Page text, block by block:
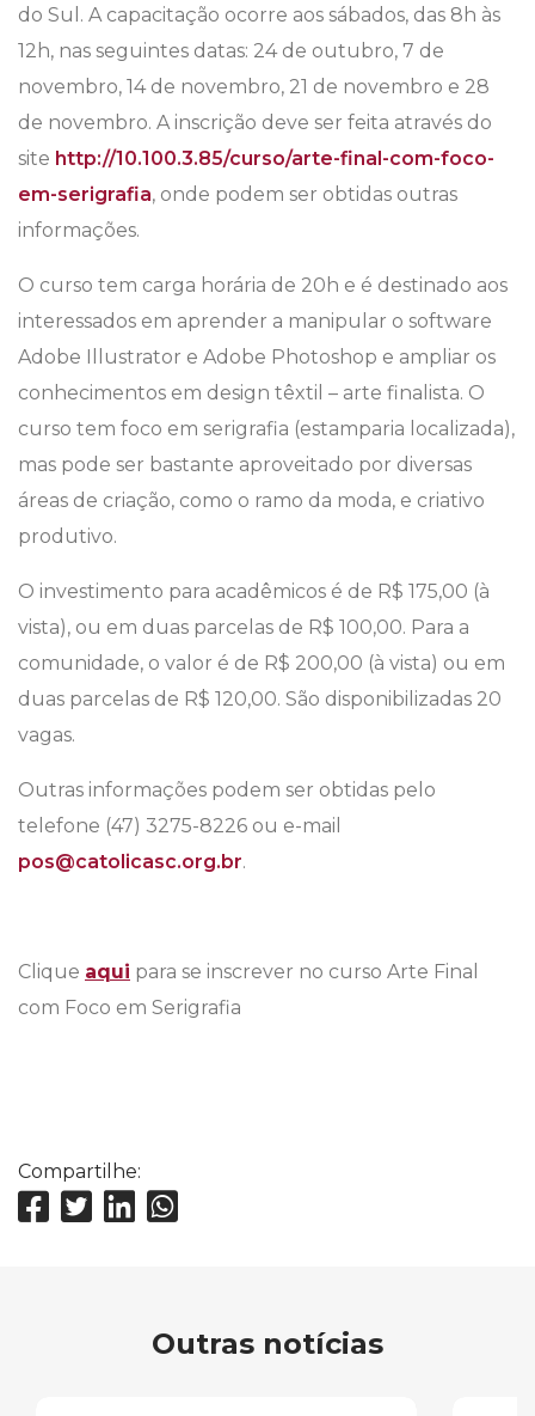
do Sul. A capacitação ocorre aos sábados, das 8h às
12h, nas seguintes datas: 24 de outubro, 7 de
novembro, 14 de novembro, 21 de novembro e 28
de novembro. A inscrição deve ser feita através do
site http://10.100.3.85/curso/arte-final-com-foco-
em-serigrafia, onde podem ser obtidas outras
informações.
O curso tem carga horária de 20h e é destinado aos
interessados em aprender a manipular o software
Adobe Illustrator e Adobe Photoshop e ampliar os
conhecimentos em design têxtil – arte finalista. O
curso tem foco em serigrafia (estamparia localizada),
mas pode ser bastante aproveitado por diversas
áreas de criação, como o ramo da moda, e criativo
produtivo.
O investimento para acadêmicos é de R$ 175,00 (à
vista), ou em duas parcelas de R$ 100,00. Para a
comunidade, o valor é de R$ 200,00 (à vista) ou em
duas parcelas de R$ 120,00. São disponibilizadas 20
vagas.
Outras informações podem ser obtidas pelo
telefone (47) 3275-8226 ou e-mail
pos@catolicasc.org.br.
Clique aqui para se inscrever no curso Arte Final
com Foco em Serigrafia
Compartilhe:
Outras notícias